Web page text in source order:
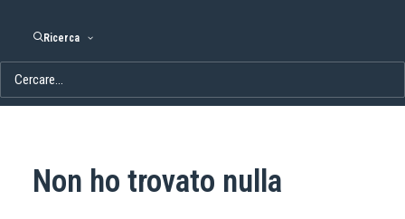
Ricerca
Non ho trovato nulla